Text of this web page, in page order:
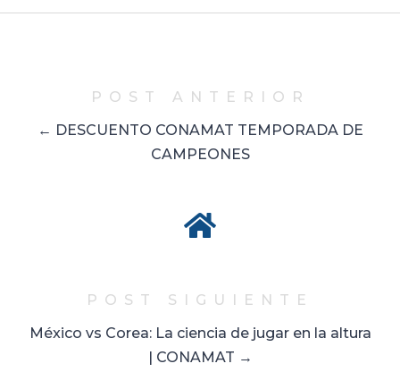
POST ANTERIOR
← DESCUENTO CONAMAT TEMPORADA DE
CAMPEONES
POST SIGUIENTE
México vs Corea: La ciencia de jugar en la altura
| CONAMAT →